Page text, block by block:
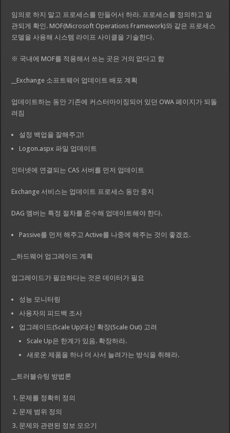
임의로 하지 말고 프로세스를 만들어서 하라. 프로세스를 정의하고 일
관되게 확인. MOF(Microsoft Operations Framework)와 같은 프로세스
모델을 사용해 시스템 라이프 사이클을 기술한다.
※ 국내에 MOF를 적용해서 쓰는 곳은 거의 없다고 함
__Exchange 소프트웨어 업데이트 배포 계획
업데이트하는 동안 기존에 커스터마이징되어 있던 OWA 페이지가 되돌
려짐
설정 백업을 잘해주고!
Logon.aspx 파일 업데이트
인터넷에 연결되는 CAS 서버를 먼저 업데이트
Exchange 서비스는 업데이트 프로세스 동안 중지
DAG 멤버는 특정 절차를 준수해 업데이트해야 한다.
Passive를 먼저 해주고 Active를 나중에 해주는 것이 좋겠죠.
__하드웨어 업그레이드 계획
업그레이드가 필요하다는 것은 데이터가 필요
성능 모니터링
사용자의 피드백 조사
업그레이드(Scale Up)대신 확장(Scale Out) 고려
Scale Up은 한계가 있음. 확장하라.
새로운 제품을 하나 더 사서 늘려가는 방식을 취해라.
__트러블슈팅 방법론
문제를 정확히 정의
문제 범위 정의
문제와 관련된 정보 모으기